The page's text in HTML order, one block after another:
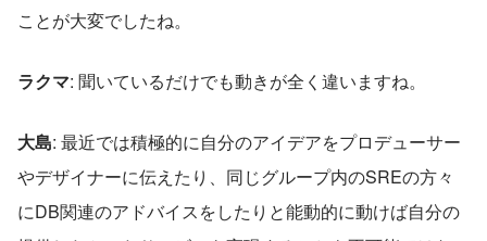
ことが大変でしたね。
ラクマ: 聞いているだけでも動きが全く違いますね。
大島: 最近では積極的に自分のアイデアをプロデューサー
やデザイナーに伝えたり、同じグループ内のSREの方々
にDB関連のアドバイスをしたりと能動的に動けば自分の